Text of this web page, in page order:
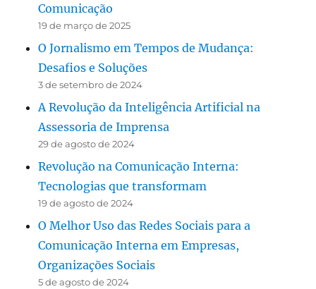
Comunicação
19 de março de 2025
O Jornalismo em Tempos de Mudança:
Desafios e Soluções
3 de setembro de 2024
A Revolução da Inteligência Artificial na
Assessoria de Imprensa
29 de agosto de 2024
Revolução na Comunicação Interna:
Tecnologias que transformam
19 de agosto de 2024
O Melhor Uso das Redes Sociais para a
Comunicação Interna em Empresas,
Organizações Sociais
5 de agosto de 2024